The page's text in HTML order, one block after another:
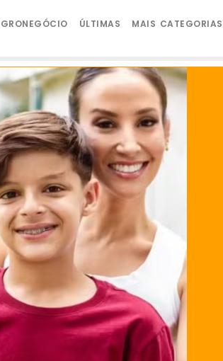
ÚLTIMAS MAIS CATEGORIAS